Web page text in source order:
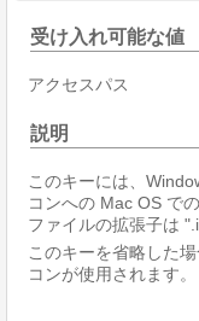
受け入れ可能な値
アクセスパス
説明
このキーには、
コンへの Mac OS で
ファイルの拡張子は
このキーを省略した
コンが使用されます。